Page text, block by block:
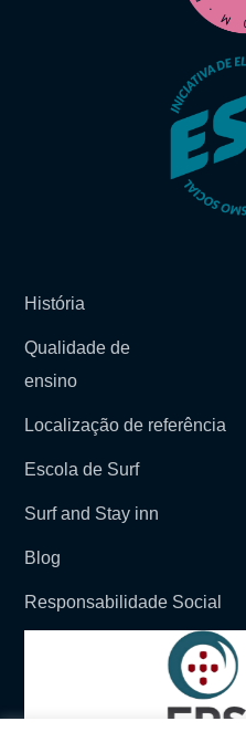
História
Qualidade de
ensino
Localização de referência
Escola de Surf
Surf and Stay inn
Blog
Responsabilidade Social